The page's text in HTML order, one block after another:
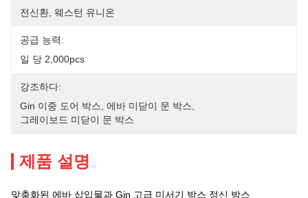
전신환, 웨스턴 유니온
공급 능력:
일 당 2,000pcs
강조하다:
Gin 이중 도어 박스 에바 미닫이 문 박스
그레이보드 미닫이 문 박스
제품 설명
맞춤화된 에바 삽입물과 Gin 고급 미서기 박스 정신 박스